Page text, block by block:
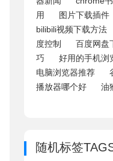
用
图片下载插件
bilibili视频下载方法
度控制
百度网盘
巧
好用的手机浏
电脑浏览器推荐
播放器哪个好
油
随机标签